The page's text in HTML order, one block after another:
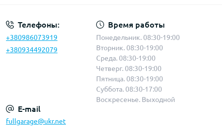
Телефоны:
+380986073919
+380934492079
Время работы
Понедельник. 08:30-19:00
Вторник. 08:30-19:00
Среда. 08:30-19:00
Четверг. 08:30-19:00
Пятница. 08:30-19:00
Суббота. 08:30-17:00
Воскресенье. Выходной
E-mail
fullgarage@ukr.net